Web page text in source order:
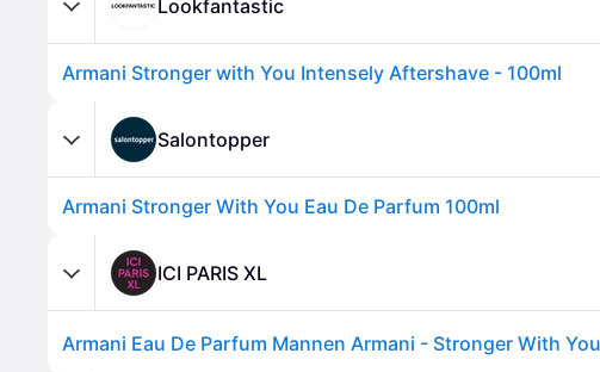
Lookfantastic
Armani Stronger with You Intensely Aftershave - 100ml
Salontopper
Armani Stronger With You Eau De Parfum 100ml
ICI PARIS XL